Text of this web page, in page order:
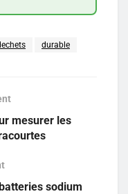
durable
mesurer les
sodium